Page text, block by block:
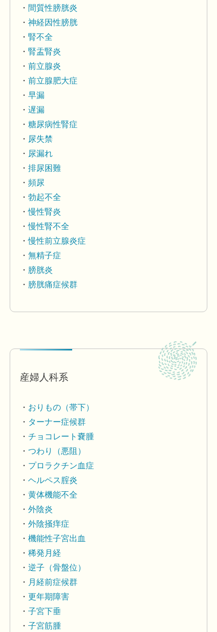
間質性膀胱炎
神経因性膀胱
腎不全
腎盂腎炎
前立腺炎
前立腺肥大症
早漏
遅漏
糖尿病性腎症
尿失禁
尿漏れ
排尿困難
頻尿
勃起不全
慢性腎炎
慢性腎不全
慢性前立腺炎症
無精子症
膀胱炎
膀胱痛症候群
産婦人科系
おりもの（帯下）
ターナー症候群
チョコレート嚢腫
つわり（悪阻）
プロラクチン血症
ヘルペス腟炎
黄体機能不全
外陰炎
外陰掻痒症
機能性子宮出血
稀発月経
逆子（骨盤位）
月経前症候群
更年期障害
子宮下垂
子宮筋腫